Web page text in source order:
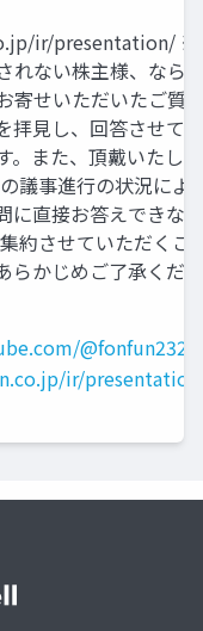
ir/presentation/ ※
れない株主様、なら
寄せいただいたご質
拝見し、回答させてい
また、頂戴いたしま
議事進行の状況によ
に直接お答えできない
約させていただくこ
らかじめご了承くださ
@fonfun2323
ir/